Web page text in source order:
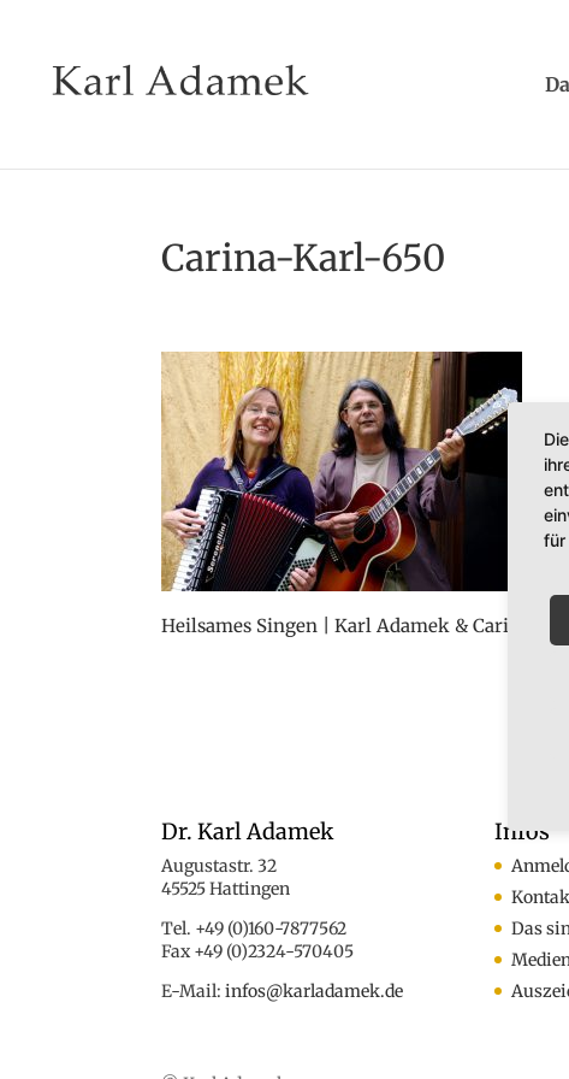
Carina-Karl-650
Heilsames Singen | Karl Adamek & Carina
Dr. Karl Adamek
Augustastr. 32
45525 Hattingen
Tel. +49 (0)160-7877562
Fax +49 (0)2324-570405
E-Mail:infos@karladamek.de
Infos
Das
für